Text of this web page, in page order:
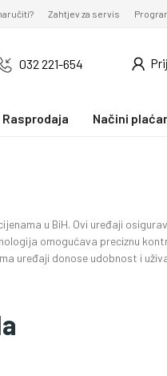
Zahtjev za servis
032 221-654
Rasprodaja Načini
u BiH. Ovi uređaji
omogućava preciznu
uređaji donose udobnost i